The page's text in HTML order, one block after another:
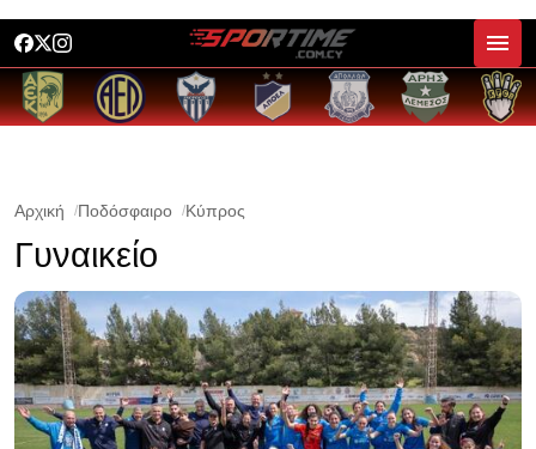
Αρχική Ποδόσφαιρο Κύπρος
Γυναικείο